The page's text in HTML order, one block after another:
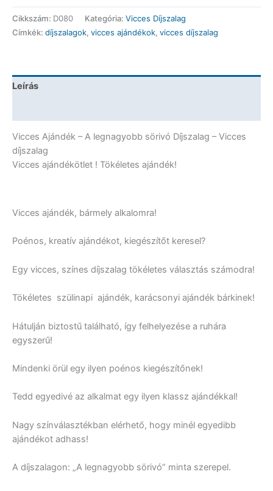
-
A
legnagyobb
-
mennyiség
Cikkszám: D080 Kategória: Vicces Díjszalag
Címkék: díjszalagok, vicces ajándékok, vicces díjszalag
Leírás
Vicces Ajándék – A legnagyobb sörivó Díjszalag – Vicces
díjszalag
Vicces ajándékötlet ! Tökéletes ajándék!
Vicces ajándék, bármely alkalomra!
Poénos, kreatív ajándékot, kiegészítőt keresel?
Egy vicces, színes díjszalag tökéletes választás számodra!
Tökéletes szülinapi ajándék, karácsonyi ajándék bárkinek!
Hátulján biztostű található, így felhelyezése a ruhára
egyszerű!
Mindenki örül egy ilyen poénos kiegészítőnek!
Tedd egyedivé az alkalmat egy ilyen klassz ajándékkal!
Nagy színválasztékban elérhető, hogy minél egyedibb
ajándékot adhass!
A díjszalagon: „A legnagyobb sörivó” minta szerepel.